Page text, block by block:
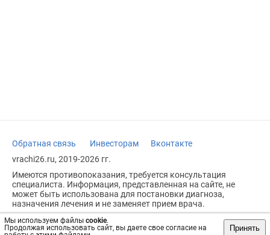
Мы используем файлы cookie.
Продолжая использовать сайт, вы даете свое согласие на
Принять
Обратная связь Инвесторам
Вконтакте
vrachi26.ru, 2019-2026 гг.
Имеются противопоказания, требуется консультация
специалиста. Информация, представленная на сайте, не
может быть использована для постановки диагноза,
назначения лечения и не заменяет прием врача.
Возрастное ограничение: 18+